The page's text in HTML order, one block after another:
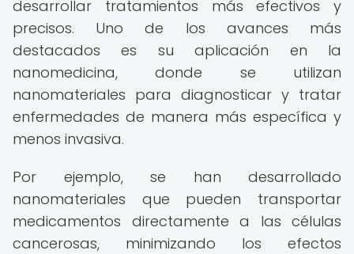
desarrollar tratamientos más efectivos y
precisos. Uno de los avances más
destacados es su aplicación en la
nanomedicina, donde se utilizan
nanomateriales para diagnosticar y tratar
enfermedades de manera más específica y
menos invasiva.
Por ejemplo, se han desarrollado
nanomateriales que pueden transportar
medicamentos directamente a las células
cancerosas, minimizando los efectos